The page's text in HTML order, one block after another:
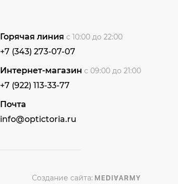
Горячая линия с 10:00 до 22:00
+7 (343) 273-07-07
Интернет-магазин с 09:00 до 21:00
+7 (922) 113-33-77
Почта
info@optictoria.ru
Создание сайта: